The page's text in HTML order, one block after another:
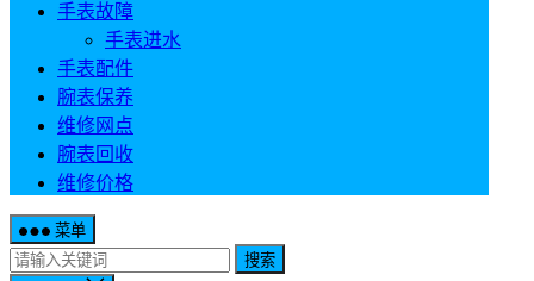
手表故障
手表进水
手表配件
腕表保养
维修网点
腕表回收
维修价格
菜单
搜索